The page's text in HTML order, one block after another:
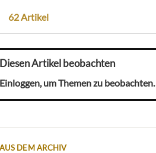
62 Artikel
Diesen Artikel beobachten
Einloggen, um Themen zu beobachten.
AUS DEM ARCHIV